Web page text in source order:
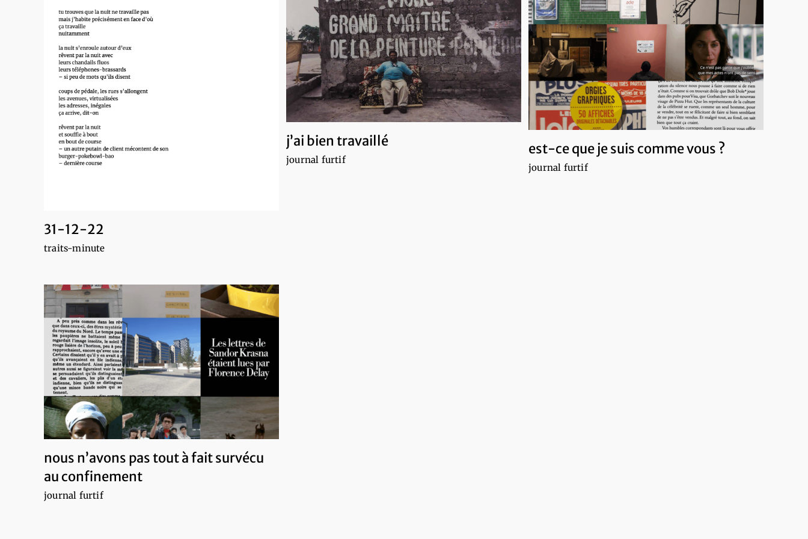
31-12-22
traits-minute
j’ai bien travaillé
journal furtif
est-ce que je suis comme vous ?
journal furtif
nous n’avons pas tout à fait survécu
au confinement
journal furtif